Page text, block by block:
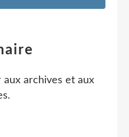
archives et aux
.